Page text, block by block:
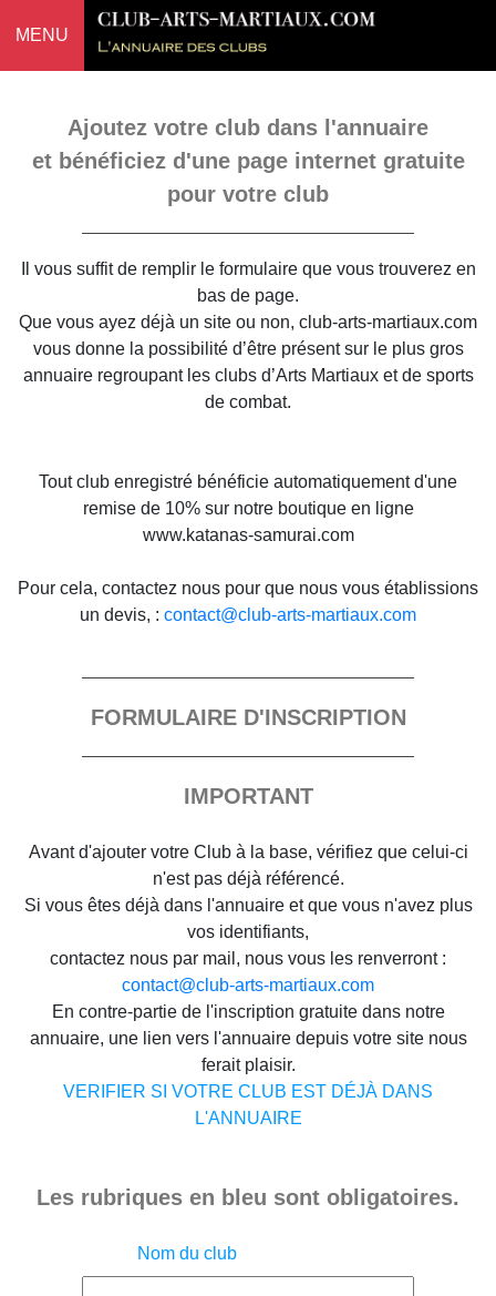
MENU
Ajoutez votre club dans l'annuaire
et bénéficiez d'une page internet gratuite
pour votre club
Il vous suffit de remplir le formulaire que vous trouverez en
bas de page.
Que vous ayez déjà un site ou non, club-arts-martiaux.com
vous donne la possibilité d’être présent sur le plus gros
annuaire regroupant les clubs d’Arts Martiaux et de sports
de combat.
Tout club enregistré bénéficie automatiquement d'une
remise de 10% sur notre boutique en ligne
www.katanas-samurai.com
Pour cela, contactez nous pour que nous vous établissions
un devis, : contact@club-arts-martiaux.com
FORMULAIRE D'INSCRIPTION
IMPORTANT
Avant d'ajouter votre Club à la base, vérifiez que celui-ci
n'est pas déjà référencé.
Si vous êtes déjà dans l'annuaire et que vous n'avez plus
vos identifiants,
contactez nous par mail, nous vous les renverront :
contact@club-arts-martiaux.com
En contre-partie de l'inscription gratuite dans notre
annuaire, une lien vers l'annuaire depuis votre site nous
ferait plaisir.
VERIFIER SI VOTRE CLUB EST DÉJÀ DANS
L'ANNUAIRE
Les rubriques en bleu sont obligatoires.
Nom du club